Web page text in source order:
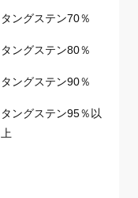
タングステン70％
タングステン80％
タングステン90％
タングステン95％以
上